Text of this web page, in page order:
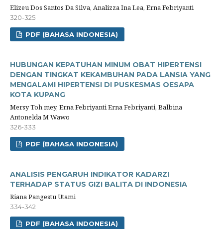
Elizeu Dos Santos Da Silva, Analizza Ina Lea, Erna Febriyanti
320-325
PDF (BAHASA INDONESIA)
HUBUNGAN KEPATUHAN MINUM OBAT HIPERTENSI
DENGAN TINGKAT KEKAMBUHAN PADA LANSIA YANG
MENGALAMI HIPERTENSI DI PUSKESMAS OESAPA
KOTA KUPANG
Mersy Toh mey, Erna Febriyanti Erna Febriyanti, Balbina
Antonelda M Wawo
326-333
PDF (BAHASA INDONESIA)
ANALISIS PENGARUH INDIKATOR KADARZI
TERHADAP STATUS GIZI BALITA DI INDONESIA
Riana Pangestu Utami
334-342
PDF (BAHASA INDONESIA)